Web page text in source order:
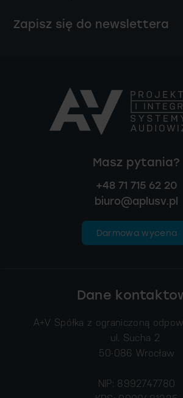
Zapisz się do newslettera
Masz pytania?
+48 71 715 62 20
biuro@aplusv.pl
Darmowa wycena
Dane
A+V Spółka z ograniczoną
ul. Sucha 2
50-086 Wrocław
NIP: 8992747780